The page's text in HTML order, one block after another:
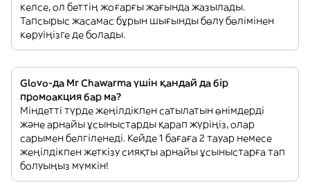
келсе, ол беттің жоғарғы жағында жазылады.
Тапсырыс жасамас бұрын шығынды бөлу бөлімінен
көруіңізге де болады.
Glovo-да Mr Chawarma үшін қандай да бір
промоакция бар ма?
Міндетті түрде жеңілдікпен сатылатын өнімдерді
және арнайы ұсыныстарды қарап жүріңіз, олар
сарымен белгіленеді. Кейде 1 бағаға 2 тауар немесе
жеңілдікпен жеткізу сияқты арнайы ұсыныстарға тап
болуыңыз мүмкін!